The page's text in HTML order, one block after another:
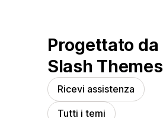
Progettato da
Slash Themes
Ricevi assistenza
Tutti i temi